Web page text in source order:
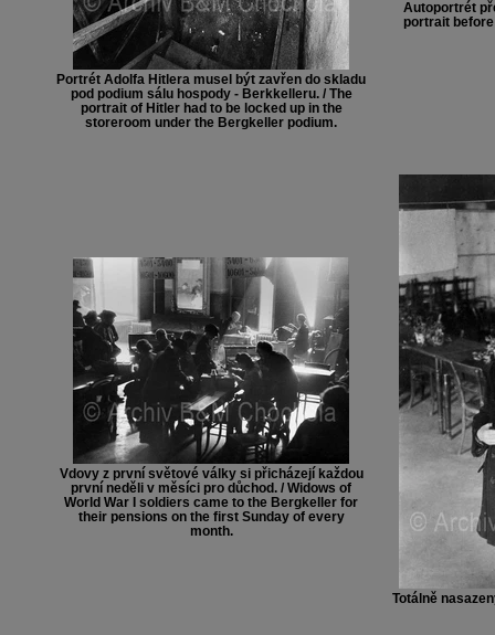
Portrét Adolfa Hitlera musel být zavřen do skladu
pod podium sálu hospody - Berkkelleru. / The
portrait of Hitler had to be locked up in the
storeroom under the Bergkeller podium.
Autoportrét
portrait
Vdovy z první světové války si přicházejí každou
první neděli v měsíci pro důchod. / Widows of
World War I soldiers came to the Bergkeller for
their pensions on the first Sunday of every
month.
Totálně